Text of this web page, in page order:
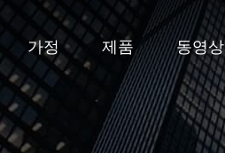
가정 제품 동영상